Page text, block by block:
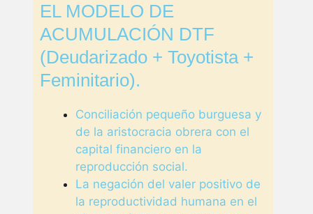
EL MODELO DE
ACUMULACIÓN DTF
(Deudarizado + Toyotista +
Feminitario).
Conciliación pequeño burguesa y
de la aristocracia obrera con el
capital financiero en la
reproducción social.
La negación del valer positivo de
la reproductividad humana en el